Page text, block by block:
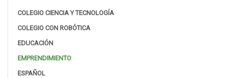
COLEGIO CIENCIA Y TECNOLOGÍA
COLEGIO CON ROBÓTICA
EDUCACIÓN
EMPRENDIMIENTO
ESPAÑOL